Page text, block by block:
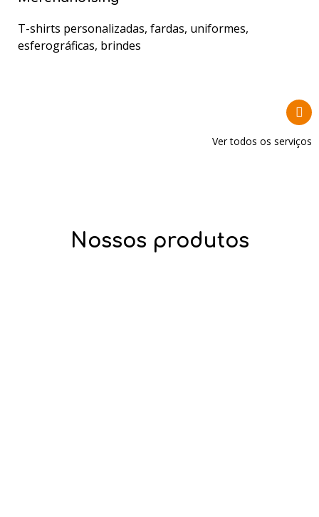
T-shirts personalizadas, fardas, uniformes,
esferográficas, brindes
Ver todos os serviços
Nossos produtos